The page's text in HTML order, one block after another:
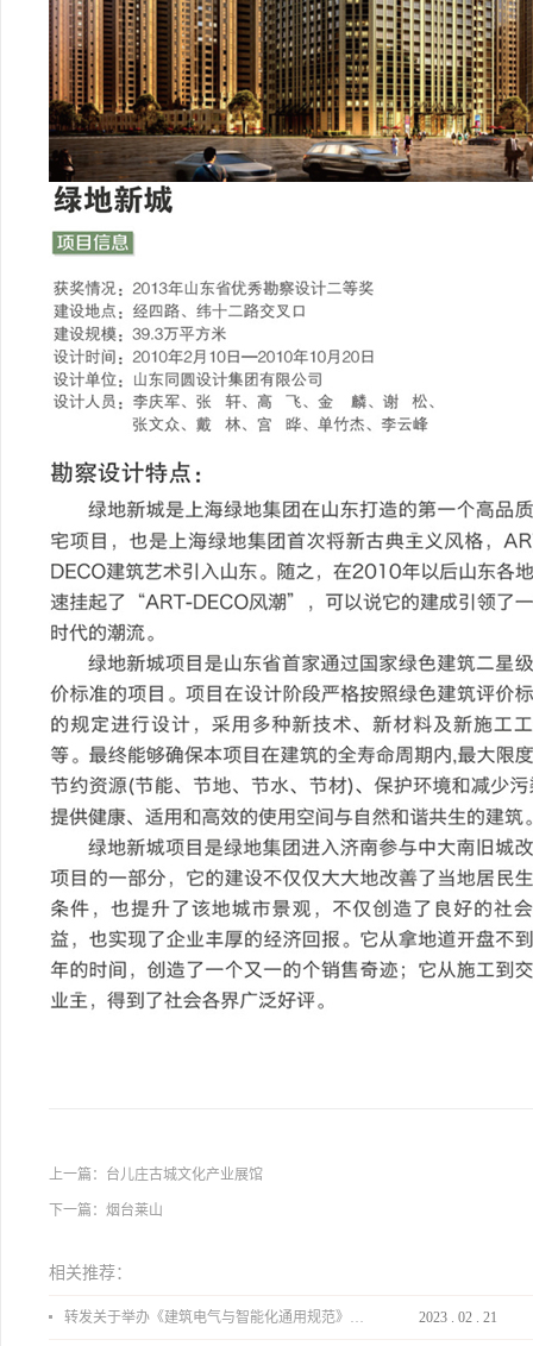
上一篇： 台儿庄古城文化产业展馆
下一篇： 烟台莱山
相关推荐：
转发关于举办《建筑电气与智能化通用规范》 GB55024-2022公益宣贯的通知 2023 . 02 . 21